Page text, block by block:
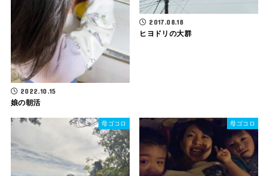
2022.10.15
娘の朝活
2017.08.18
ヒヨドリの大群
母ゴコロ 母ゴコロ